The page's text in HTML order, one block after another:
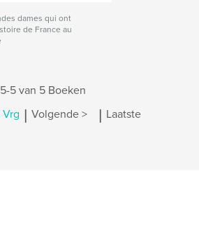
dames qui ont
de France au
5-5 van 5 Boeken
Vrg | Volgende > | Laatste